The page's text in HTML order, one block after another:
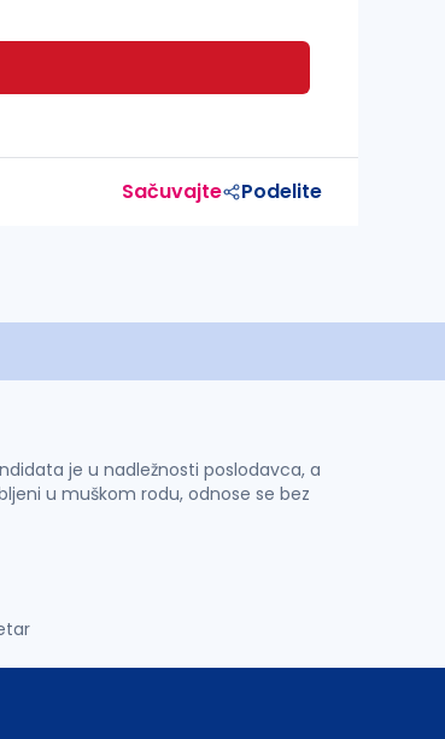
Sačuvajte Podelite
je u nadležnosti poslodavca, a
u muškom rodu, odnose se bez